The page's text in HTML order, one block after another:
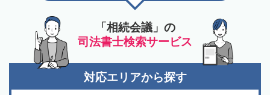
「相続会議」の
司法書士検索サービス
対応エリアから探す